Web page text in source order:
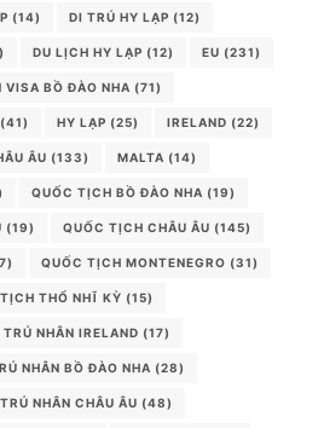
(14) DI TRÚ HY LẠP (12)
DU LỊCH HY LẠP (12) EU (231)
VISA BỒ ĐÀO NHA (71)
(41) HY LẠP (25) IRELAND (22)
ÂU (133) MALTA (14)
QUỐC TỊCH BỒ ĐÀO NHA (19)
(19) QUỐC TỊCH CHÂU ÂU (145)
QUỐC TỊCH MONTENEGRO (31)
THỔ NHĨ KỲ (15)
NHÂN IRELAND (17)
NHÂN BỒ ĐÀO NHA (28)
NHÂN CHÂU ÂU (48)